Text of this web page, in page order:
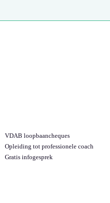
VDAB loopbaancheques
Opleiding tot professionele coach
Gratis infogesprek